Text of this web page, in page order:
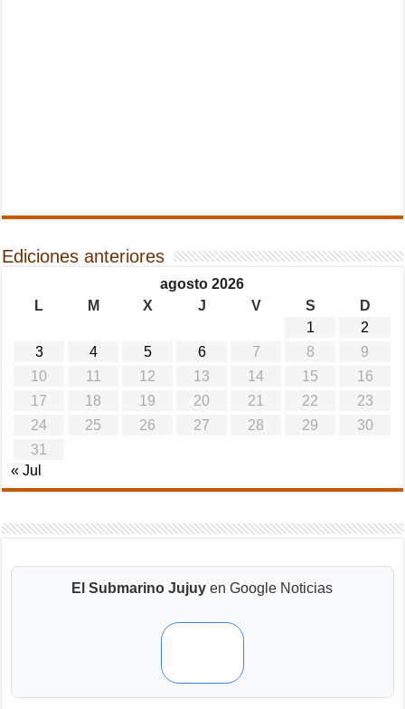
Ediciones anteriores
agosto 2026
L
M X J V S
D
1
2
3
4 5 6 7 8
9
10
11 12 13 14 15
16
17
18 19 20 21 22
23
24
25 26 27 28 29
30
31
« Jul
El Submarino Jujuy en Google Noticias